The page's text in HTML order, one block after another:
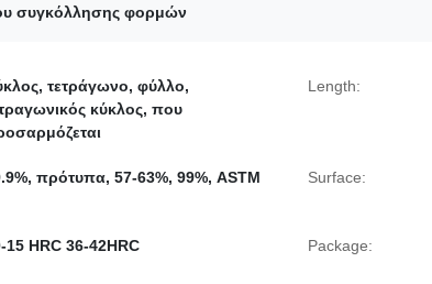
συγκόλλησης φορμών
τετράγωνο, φύλλο,
κύκλος, που
Length:
πρότυπα, 57-63%, 99%, ASTM Surface:
15 HRC 36-42HRC Package: